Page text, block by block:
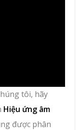
tôi, hãy
Hiệu ứng âm
được phân